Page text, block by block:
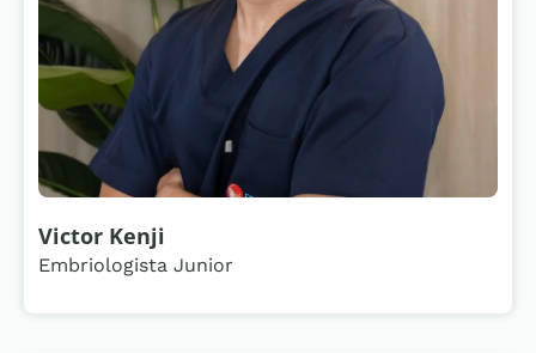
Victor Kenji
Embriologista Junior